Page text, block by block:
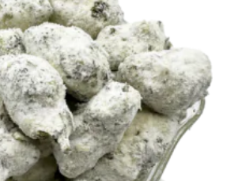
Die
Optionen
können
auf
der
Produktseite
gewählt
werden